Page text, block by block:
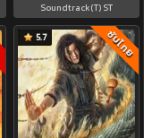
Soundtrack(T) ST
5.7 ซับไทย